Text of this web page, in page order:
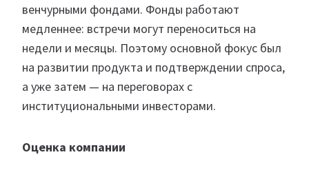
венчурными фондами. Фонды работают
медленнее: встречи могут переноситься на
недели и месяцы. Поэтому основной фокус был
на развитии продукта и подтверждении спроса,
а уже затем — на переговорах с
институциональными инвесторами.
Оценка компании